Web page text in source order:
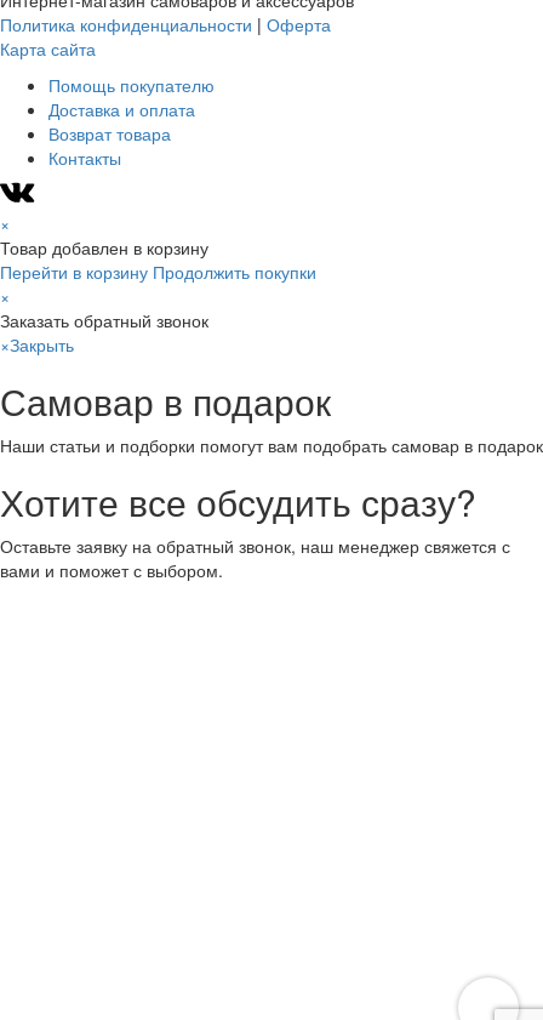
Политика конфиденциальности | Оферта
Карта сайта
Помощь покупателю
Доставка и оплата
Возврат товара
Контакты
×
Товар добавлен в корзину
Перейти в корзину Продолжить покупки
×
Заказать обратный звонок
×Закрыть
Самовар в подарок
Наши статьи и подборки помогут вам подобрать самовар в подарок
Хотите все обсудить сразу?
Оставьте заявку на обратный звонок, наш менеджер свяжется с
вами и поможет с выбором.